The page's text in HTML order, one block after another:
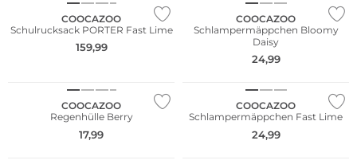
COOCAZOO
Schulrucksack PORTER Fast Lime
159,99
COOCAZOO
Schlampermäppchen Bloomy
Daisy
24,99
COOCAZOO
Regenhülle Berry
17,99
COOCAZOO
Schlampermäppchen Fast Lime
24,99